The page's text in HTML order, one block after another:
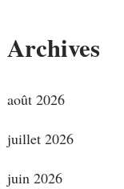
Archives
août 2026
juillet 2026
juin 2026